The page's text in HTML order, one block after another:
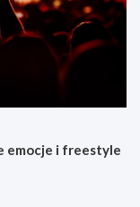
emocje i freestyle